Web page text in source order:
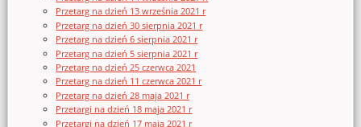
Przetarg na dzień 13 września 2021 r
Przetarg na dzień 30 sierpnia 2021 r
Przetarg na dzień 6 sierpnia 2021 r
Przetarg na dzień 5 sierpnia 2021 r
Przetarg na dzień 25 czerwca 2021
Przetarg na dzień 11 czerwca 2021 r
Przetarg na dzień 28 maja 2021 r
Przetargi na dzień 18 maja 2021 r
Przetargi na dzień 17 maja 2021 r